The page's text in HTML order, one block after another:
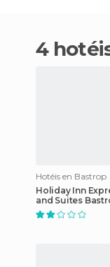
4
Hotéis en Bastrop
Holiday Inn
and Suites